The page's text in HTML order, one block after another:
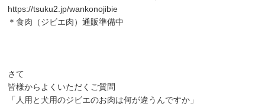
https://tsuku2.jp/wankonojibie
＊食肉（ジビエ肉）通販準備中
さて
皆様からよくいただくご質問
「人用と犬用のジビエのお肉は何が違うんですか」